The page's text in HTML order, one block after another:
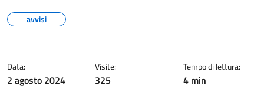
avvisi
Data:
2 agosto 2024
Visite:
325
Tempo di lettura:
4 min